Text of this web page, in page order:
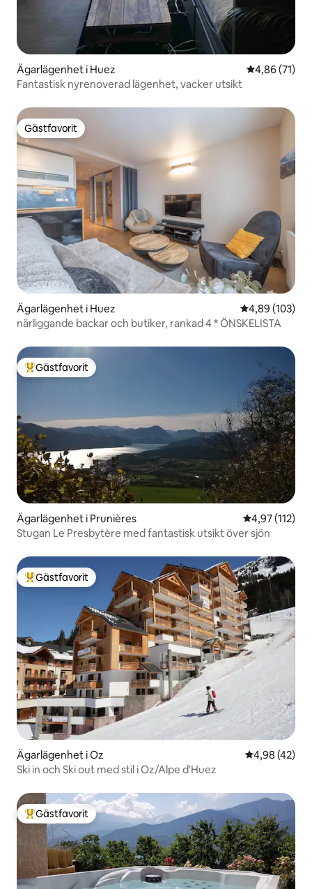
Ägarlägenhet i Huez 4,86 av 5 i
4,86 (71)
Fantastisk nyrenoverad lägenhet, vacker utsikt
Gästfavorit
Gästfavorit
Ägarlägenhet i Huez 4,89 av 5 i
4,89 (103)
närliggande backar och butiker, rankad 4 * ÖNSKELISTA
Populär gästfavorit
Gästfavorit
Ägarlägenhet i Prunières 4,97 av 5 i
4,97 (112)
Stugan Le Presbytère med fantastisk utsikt över sjön
Populär gästfavorit
Gästfavorit
Ägarlägenhet i Oz 4,98 av 5 i
4,98 (42)
Ski in och Ski out med stil i Oz/Alpe d'Huez
Populär gästfavorit
Gästfavorit